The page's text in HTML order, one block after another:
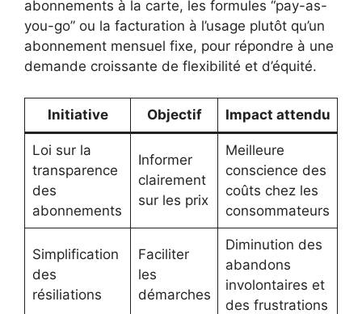
abonnements à la carte, les formules “pay-as-
you-go” ou la facturation à l’usage plutôt qu’un
abonnement mensuel fixe, pour répondre à une
demande croissante de flexibilité et d’équité.
Initiative Objectif Impact attendu
Loi sur la
transparence
des
abonnements
Informer
clairement
sur les prix
Meilleure
conscience des
coûts chez les
consommateurs
Simplification
des
résiliations
Faciliter
les
démarches
Diminution des
abandons
involontaires et
des frustrations